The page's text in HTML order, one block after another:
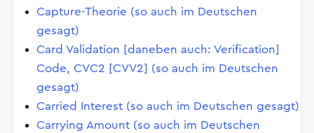
Capture-Theorie (so auch im Deutschen
gesagt)
Card Validation [daneben auch: Verification]
Code, CVC2 [CVV2] (so auch im Deutschen
gesagt)
Carried Interest (so auch im Deutschen gesagt)
Carrying Amount (so auch im Deutschen